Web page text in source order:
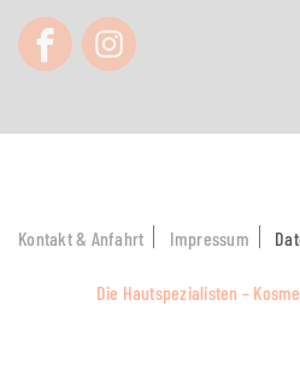
Kontakt & Anfahrt Impressum
Die Hautspezialisten –